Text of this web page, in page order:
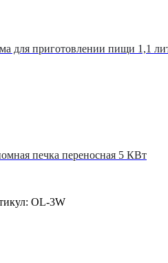
для приготовлении пищи 1,1
печка переносная 5 КВт
OL-3W